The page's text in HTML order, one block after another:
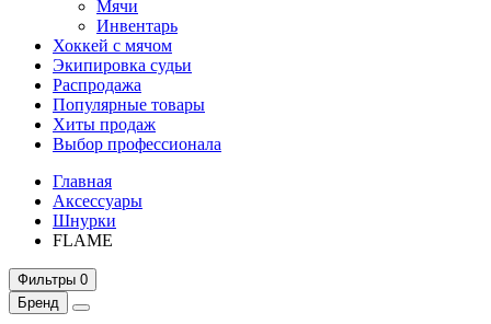
Мячи
Инвентарь
Хоккей с мячом
Экипировка судьи
Распродажа
Популярные товары
Хиты продаж
Выбор профессионала
Главная
Аксессуары
Шнурки
FLAME
Фильтры 0
Бренд